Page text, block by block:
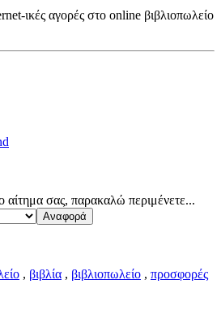
ικές αγορές στο online βιβλιοπωλείο
αίτημα σας, παρακαλώ περιμένετε...
, βιβλία , βιβλιοπωλείο , προσφορές